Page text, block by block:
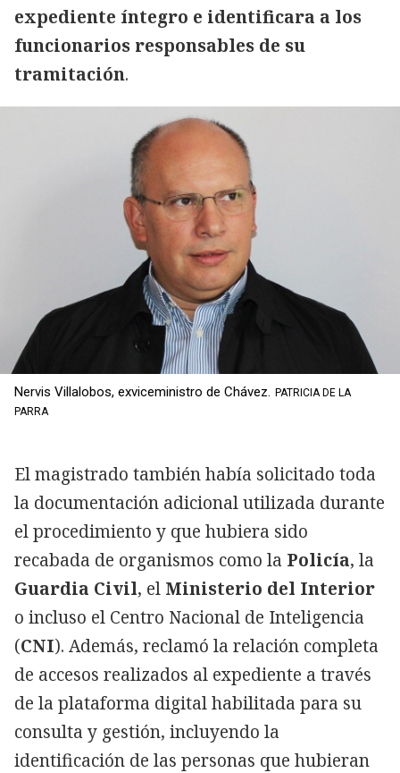
expediente íntegro e identificara a los
funcionarios responsables de su
tramitación.
Nervis Villalobos, exviceministro de Chávez. PATRICIA DE LA
PARRA
El magistrado también había solicitado toda
la documentación adicional utilizada durante
el procedimiento y que hubiera sido
recabada de organismos como la Policía, la
Guardia Civil, el Ministerio del Interior
o incluso el Centro Nacional de Inteligencia
(CNI). Además, reclamó la relación completa
de accesos realizados al expediente a través
de la plataforma digital habilitada para su
consulta y gestión, incluyendo la
identificación de las personas que hubieran